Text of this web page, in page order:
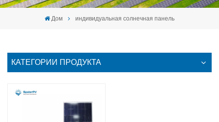
Дом индивидуальная солнечная панель
КАТЕГОРИИ ПРОДУКТА